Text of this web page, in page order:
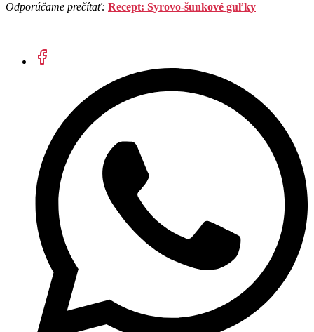
Odporúčame prečítať: Recept: Syrovo-šunkové guľky